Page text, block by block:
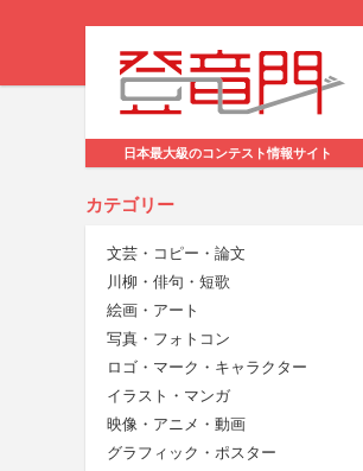
日本最大級のコンテスト情報サイト
カテゴリー
文芸・コピー・論文
川柳・俳句・短歌
絵画・アート
写真・フォトコン
ロゴ・マーク・キャラクター
イラスト・マンガ
映像・アニメ・動画
グラフィック・ポスター